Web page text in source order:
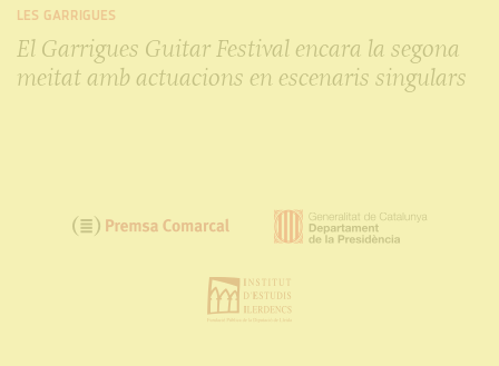
LES GARRIGUES
El Garrigues Guitar Festival encara la segona
meitat amb actuacions en escenaris singulars